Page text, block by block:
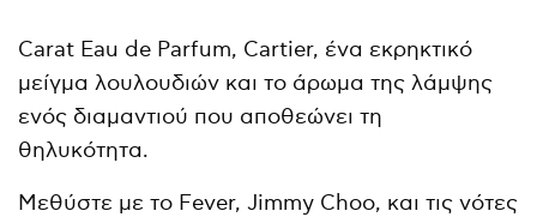
Carat Eau de Parfum, Cartier, ένα εκρηκτικό
μείγμα λουλουδιών και το άρωμα της λάμψης
ενός διαμαντιού που αποθεώνει τη
θηλυκότητα.
Μεθύστε με το Fever, Jimmy Choo, και τις νότες